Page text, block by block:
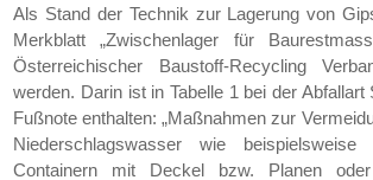
Als Stand der Technik zur Lagerung von
Merkblatt „Zwischenlager für
Österreichischer Baustoff-Recycling
werden. Darin ist in Tabelle 1 bei der Abfallart
Fußnote enthalten: „Maßnahmen zur
Niederschlagswasser wie
Containern mit Deckel bzw. Planen